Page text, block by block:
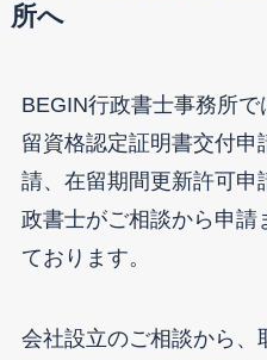
所へ
BEGIN行政書士事務所
留資格認定証明書交付申
請、在留期間更新許可申
政書士がご相談から申請
ております。
会社設立のご相談から、